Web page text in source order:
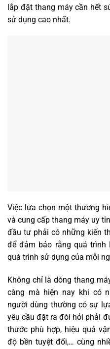
lắp đặt thang máy cần hết
sử dụng cao nhất.
Việc lựa chọn một thương
và cung cấp thang máy uy
đầu tư phải có những kiến
để đảm bảo rằng quá
quá trình sử dụng của mỗi
Không chỉ là dòng thang
càng mà hiện nay khi có
người dùng thường có sự
yêu cầu đặt ra đòi hỏi phải
thước phù hợp, hiệu quả
độ bền tuyệt đối,… cùng